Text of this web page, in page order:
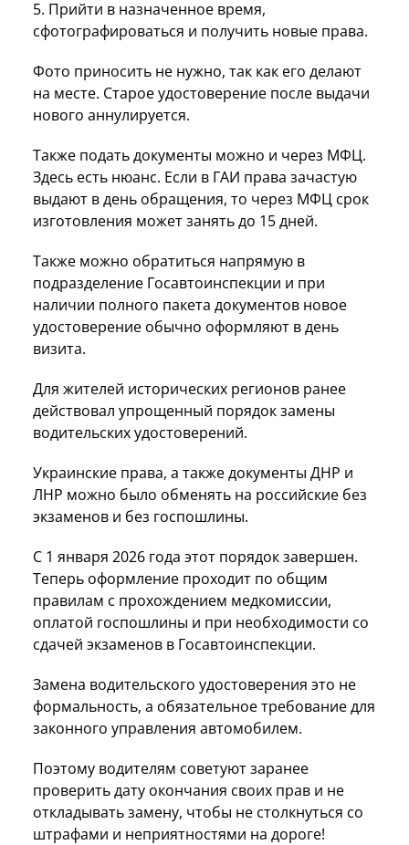
5. Прийти в назначенное время,
сфотографироваться и получить новые права.
Фото приносить не нужно, так как его делают
на месте. Старое удостоверение после выдачи
нового аннулируется.
Также подать документы можно и через МФЦ.
Здесь есть нюанс. Если в ГАИ права зачастую
выдают в день обращения, то через МФЦ срок
изготовления может занять до 15 дней.
Также можно обратиться напрямую в
подразделение Госавтоинспекции и при
наличии полного пакета документов новое
удостоверение обычно оформляют в день
визита.
Для жителей исторических регионов ранее
действовал упрощенный порядок замены
водительских удостоверений.
Украинские права, а также документы ДНР и
ЛНР можно было обменять на российские без
экзаменов и без госпошлины.
С 1 января 2026 года этот порядок завершен.
Теперь оформление проходит по общим
правилам с прохождением медкомиссии,
оплатой госпошлины и при необходимости со
сдачей экзаменов в Госавтоинспекции.
Замена водительского удостоверения это не
формальность, а обязательное требование для
законного управления автомобилем.
Поэтому водителям советуют заранее
проверить дату окончания своих прав и не
откладывать замену, чтобы не столкнуться со
штрафами и неприятностями на дороге!